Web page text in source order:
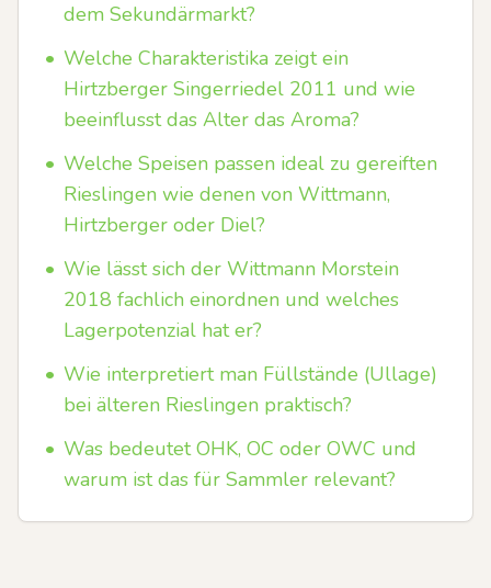
dem Sekundärmarkt?
• Welche Charakteristika zeigt ein
Hirtzberger Singerriedel 2011 und wie
beeinflusst das Alter das Aroma?
• Welche Speisen passen ideal zu gereiften
Rieslingen wie denen von Wittmann,
Hirtzberger oder Diel?
• Wie lässt sich der Wittmann Morstein
2018 fachlich einordnen und welches
Lagerpotenzial hat er?
• Wie interpretiert man Füllstände (Ullage)
bei älteren Rieslingen praktisch?
• Was bedeutet OHK, OC oder OWC und
warum ist das für Sammler relevant?